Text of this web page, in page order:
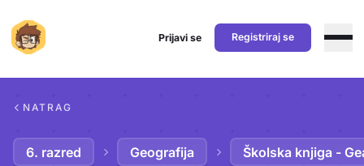
Prijavi se Registriraj se
NATRAG
6. razred Geografija Školska knjiga -